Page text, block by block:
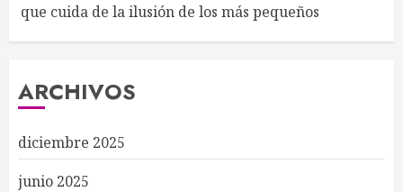
que cuida de la ilusión de los más pequeños
ARCHIVOS
diciembre 2025
junio 2025